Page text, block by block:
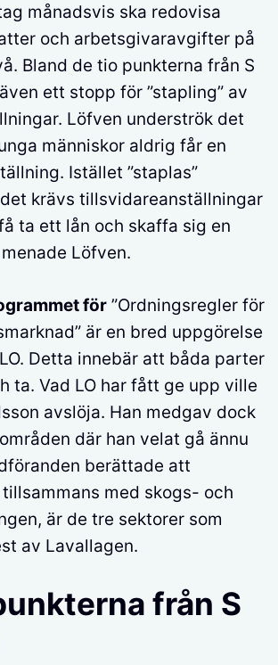
månadsvis ska redovisa
och arbetsgivaravgifter på
Bland de tio punkterna från S
ett stopp för ”stapling” av
Löfven underströk det
människor aldrig får en
Istället ”staplas”
krävs tillsvidareanställningar
ta ett lån och skaffa sig en
Löfven.
för ”Ordningsregler för
är en bred uppgörelse
Detta innebär att båda parter
ta. Vad LO har fått ge upp ville
avslöja. Han medgav dock
där han velat gå ännu
berättade att
med skogs- och
är de tre sektorer som
av Lavallagen.
från S